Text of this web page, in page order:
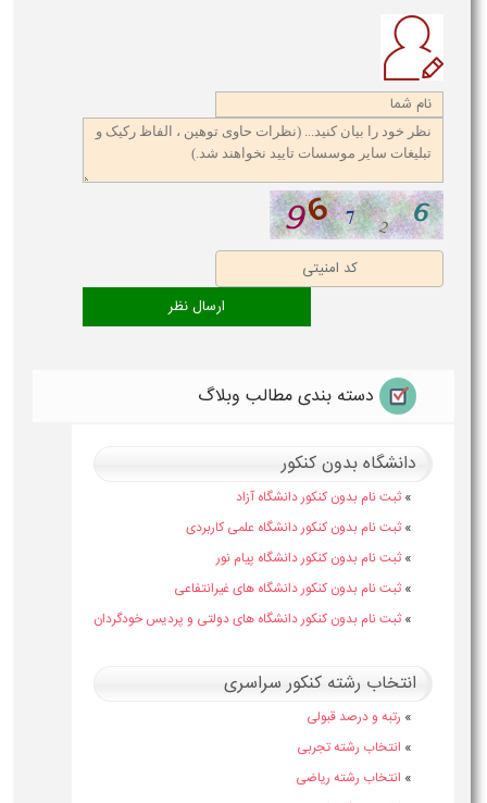
دسته بندی مطالب وبلاگ
دانشگاه بدون کنکور
» ثبت نام بدون کنکور دانشگاه آزاد
» ثبت نام بدون کنکور دانشگاه علمی کاربردی
» ثبت نام بدون کنکور دانشگاه پیام نور
» ثبت نام بدون کنکور دانشگاه های غیرانتفاعی
» ثبت نام بدون کنکور دانشگاه های دولتی و پردیس خودگردان
انتخاب رشته کنکور سراسری
» رتبه و درصد قبولی
» انتخاب رشته تجربی
» انتخاب رشته ریاضی